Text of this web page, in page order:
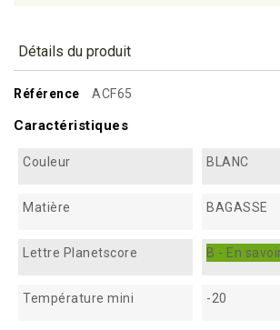
Détails du produit
Référence ACF65
Caractéristiques
Couleur BLANC
Matière BAGASSE
Lettre Planetscore B - En
Température mini -20